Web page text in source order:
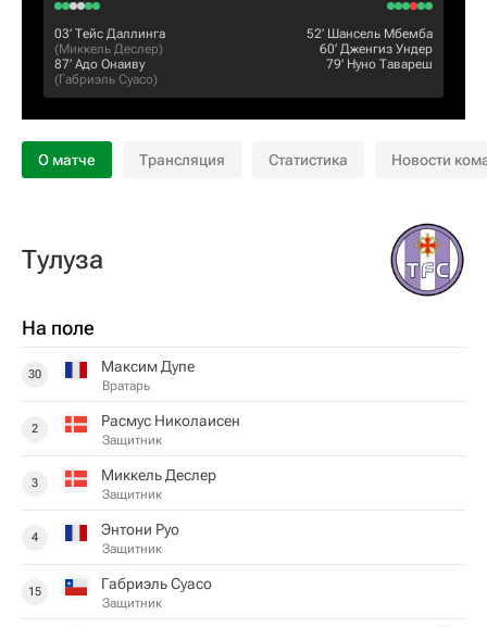
03‎’‎ Тейс Даллинга
(Миккель Деслер)
87‎’‎ Адо Онаиву
(Габриэль Суасо)
52‎’‎ Шансель Мбемба
60‎’‎ Дженгиз Ундер
79‎’‎ Нуно Тавареш
О матче Трансляция Статистика Новости
Тулуза
На поле
30 Максим Дупе
Вратарь
2 Расмус Николаисен
Защитник
3 Миккель Деслер
Защитник
4 Энтони Руо
Защитник
15 Габриэль Суасо
Защитник